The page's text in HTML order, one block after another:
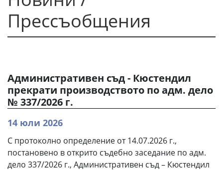
Прессъобщения
Административен съд - Кюстендил
прекрати производството по адм. дело
№ 337/2026 г.
14 юли 2026
С протоколно определение от 14.07.2026 г.,
постановено в открито съдебно заседание по адм.
дело 337/2026 г., Административен съд – Кюстендил